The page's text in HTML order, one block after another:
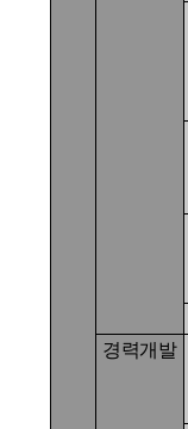
경력개발